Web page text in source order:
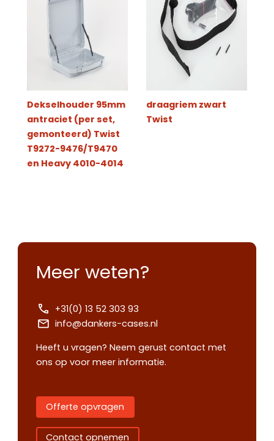
Dekselhouder 95mm
antraciet (per set,
gemonteerd) Twist
T9272-9476/T9470
en Heavy 4010-4014
draagriem zwart
Twist
Meer weten?
+31(0) 13 52 303 93
info@dankers-cases.nl
Heeft u vragen? Neem gerust contact met
ons op voor meer informatie.
Offerte opvragen
Contact opnemen